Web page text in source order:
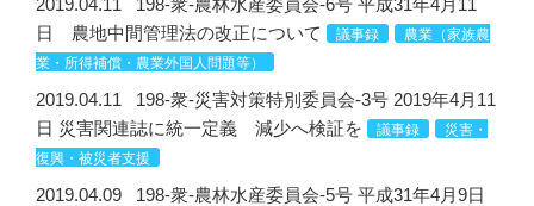
2019.04.11
198-衆-農林水産委員会-6号 平成31年4月11
日 農地中間管理法の改正について
議事録
農業（家族農
業・所得補償・農業外国人問題等）
2019.04.11
198-衆-災害対策特別委員会-3号 2019年4月11
日 災害関連誌に統一定義 減少へ検証を
議事録
災害・
復興・被災者支援
2019.04.09
198-衆-農林水産委員会-5号 平成31年4月9日